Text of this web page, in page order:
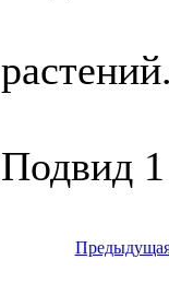
Подвид